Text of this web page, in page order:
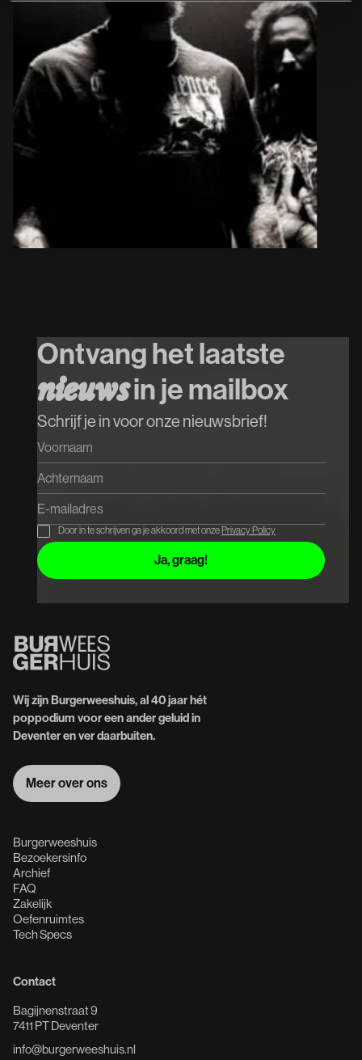
Special Guest
Koop tickets
Koop tickets
Ontvang het laatste
nieuwsin je mailbox
Schrijf je in voor onze nieuwsbrief!
Door in te schrijven ga je akkoord met onze Privacy Policy
Wij zijn Burgerweeshuis, al 40 jaar hét
poppodium voor een ander geluid in
Deventer en ver daarbuiten.
Meer over ons
Burgerweeshuis
Bezoekersinfo
Archief
FAQ
Zakelijk
Oefenruimtes
Tech Specs
Contact
Bagijnenstraat 9
7411 PT Deventer
info@burgerweeshuis.nl